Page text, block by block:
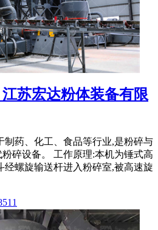
苏宏达粉体装备有限
制药、化工、食品等行业,是粉碎与
碎设备。 工作原理:本机为锤式高
经螺旋输送杆进入粉碎室,被高速旋